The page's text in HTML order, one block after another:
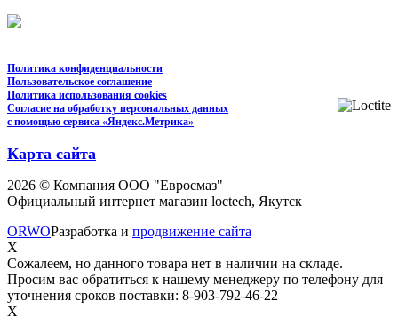
Политика конфиденциальности
Пользовательское соглашение
Политика использования cookies
Согласие на обработку персональных данных
с помощью сервиса «Яндекс.Метрика»
Карта сайта
2026 © Компания ООО "Евросмаз"
Официальный интернет магазин loctech, Якутск
ORWOРазработка и продвижение сайта
X
Сожалеем, но данного товара нет в наличии на складе.
Просим вас обратиться к нашему менеджеру по телефону для
уточнения сроков поставки: 8-903-792-46-22
X